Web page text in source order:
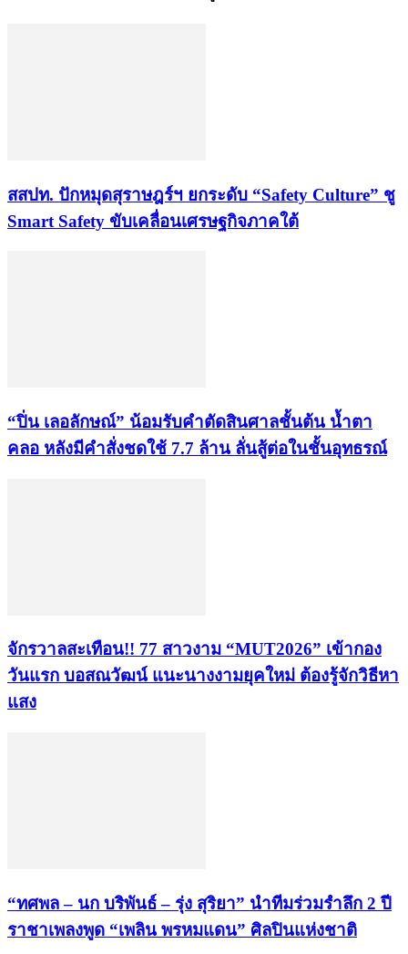
สสปท. ปักหมุดสุราษฎร์ฯ ยกระดับ “Safety Culture” ชู
Smart Safety ขับเคลื่อนเศรษฐกิจภาคใต้
“ปิ่น เลอลักษณ์” น้อมรับคำตัดสินศาลชั้นต้น น้ำตา
คลอ หลังมีคำสั่งชดใช้ 7.7 ล้าน ลั่นสู้ต่อในชั้นอุทธรณ์
จักรวาลสะเทือน!! 77 สาวงาม “MUT2026” เข้ากอง
วันแรก บอสณวัฒน์ แนะนางงามยุคใหม่ ต้องรู้จักวิธีหา
แสง
“ทศพล – นก บริพันธ์ – รุ่ง สุริยา” นำทีมร่วมรำลึก 2 ปี
ราชาเพลงพูด “เพลิน พรหมแดน” ศิลปินแห่งชาติ